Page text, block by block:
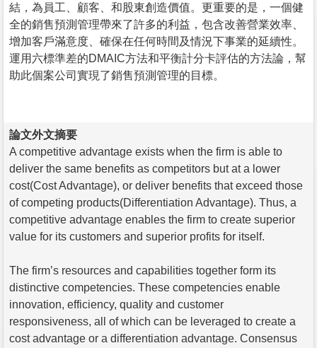
結，為員工、顧客、和股東創造價值。更重要的是，一個健
全的銷售預測管理帶來了許多的利益，包含改善營業效率、
增加客戶滿意度、確保在任何時間及情況下事業的延續性。
運用六標準差的DMAIC方法和平衡計分卡評估的方法論，幫
助此個案公司實現了銷售預測管理的目標。
論文外文摘要
A competitive advantage exists when the firm is able to
deliver the same benefits as competitors but at a lower
cost(Cost Advantage), or deliver benefits that exceed those
of competing products(Differentiation Advantage). Thus, a
competitive advantage enables the firm to create superior
value for its customers and superior profits for itself.
The firm’s resources and capabilities together form its
distinctive competencies. These competencies enable
innovation, efficiency, quality and customer
responsiveness, all of which can be leveraged to create a
cost advantage or a differentiation advantage. Consensus